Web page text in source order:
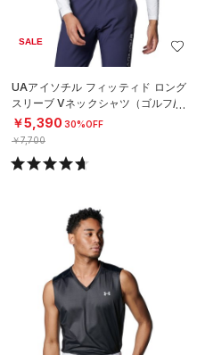
SALE
UAアイソチル フィッティド ロング
スリーブ Vネックシャツ（ゴルフ/M
EN）
￥5,390 30%OFF
￥7,700